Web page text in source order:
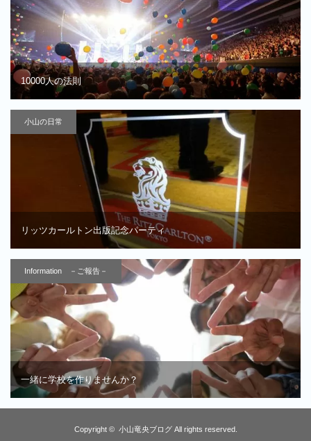
10000人の法則
小山の日常
リッツカールトン出版記念パーティ
Information －ご報告－
一緒に学校を作りませんか？
Copyright © 小山竜央ブログAll rights reserved.